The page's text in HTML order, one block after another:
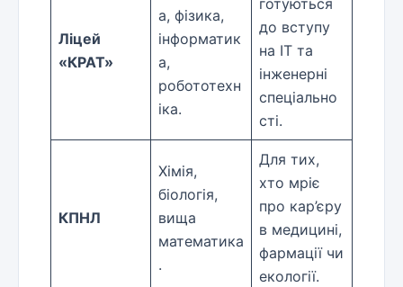
Ліцей
«КРАТ»
а, фізика,
інформатик
а,
робототехн
іка.
готуються
до вступу
на IT та
інженерні
спеціально
сті.
КПНЛ
Хімія,
біологія,
вища
математика
.
Для тих,
хто мріє
про кар’єру
в медицині,
фармації чи
екології.